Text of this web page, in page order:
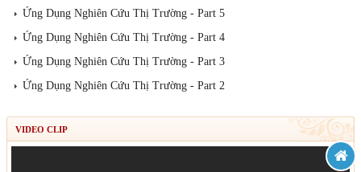
Ứng Dụng Nghiên Cứu Thị Trường - Part 5
Ứng Dụng Nghiên Cứu Thị Trường - Part 4
Ứng Dụng Nghiên Cứu Thị Trường - Part 3
Ứng Dụng Nghiên Cứu Thị Trường - Part 2
VIDEO CLIP